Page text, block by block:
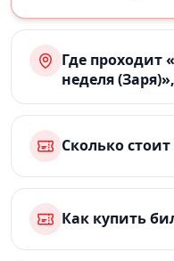
Где проходит
неделя
Сколько
Как купить